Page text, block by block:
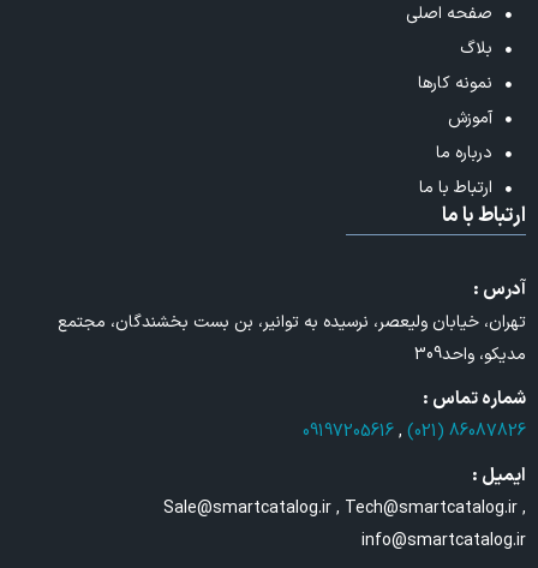
صفحه اصلی
بلاگ
نمونه کارها
آموزش
درباره ما
ارتباط با ما
ارتباط با ما
آدرس :
تهران، خیابان ولیعصر، نرسیده به توانیر، بن بست بخشندگان، مجتمع
مدیکو، واحد309
شماره تماس :
86087826 (021)
,
09197205616
ایمیل :
Sale@smartcatalog.ir , Tech@smartcatalog.ir ,
info@smartcatalog.ir